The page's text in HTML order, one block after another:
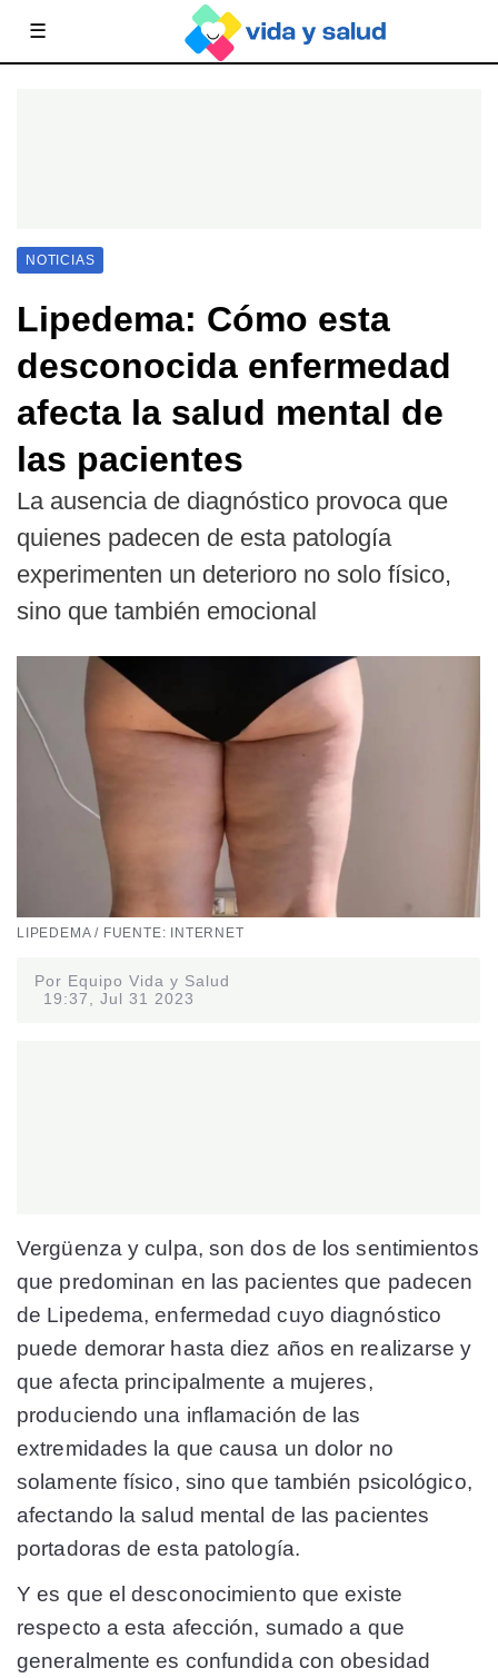
☰
NOTICIAS
Lipedema: Cómo esta
desconocida enfermedad
afecta la salud mental de
las pacientes
La ausencia de diagnóstico provoca que
quienes padecen de esta patología
experimenten un deterioro no solo físico,
sino que también emocional
LIPEDEMA / FUENTE: INTERNET
Por Equipo Vida y Salud
19:37, Jul 31 2023
Vergüenza y culpa, son dos de los sentimientos
que predominan en las pacientes que padecen
de Lipedema, enfermedad cuyo diagnóstico
puede demorar hasta diez años en realizarse y
que afecta principalmente a mujeres,
produciendo una inflamación de las
extremidades la que causa un dolor no
solamente físico, sino que también psicológico,
afectando la salud mental de las pacientes
portadoras de esta patología.
Y es que el desconocimiento que existe
respecto a esta afección, sumado a que
generalmente es confundida con obesidad